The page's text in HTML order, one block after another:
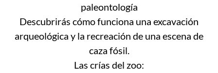
paleontología
Descubrirás cómo funciona una excavación
arqueológica y la recreación de una escena de
caza fósil.
Las crías del zoo: